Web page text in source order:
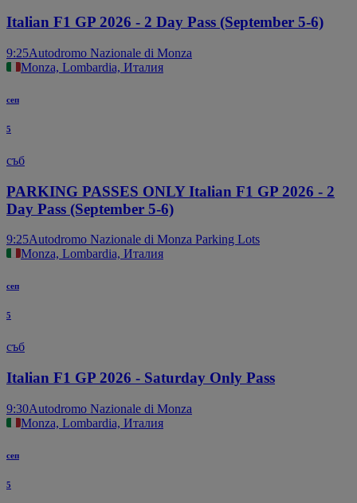
Italian F1 GP 2026 - 2 Day Pass (September 5-6)
9:25Autodromo Nazionale di Monza
Monza, Lombardia, Италия
сеп
5
съб
PARKING PASSES ONLY Italian F1 GP 2026 - 2
Day Pass (September 5-6)
9:25Autodromo Nazionale di Monza Parking Lots
Monza, Lombardia, Италия
сеп
5
съб
Italian F1 GP 2026 - Saturday Only Pass
9:30Autodromo Nazionale di Monza
Monza, Lombardia, Италия
сеп
5